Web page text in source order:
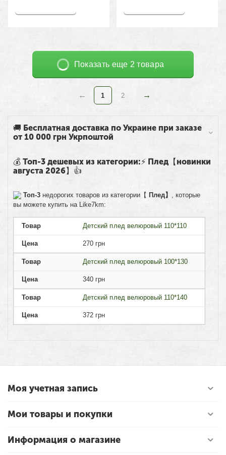
🚚 Бесплатная доставка по Украине при заказе
от 10 000 грн Укрпоштой
💰 Топ-3 дешевых из категории:⚡ Плед【новинки
августа 2026】👍
Топ-3 недорогих товаров из категории【 Плед】 , которые
вы можете купить на Like7km:
Товар Детский плед велюровый 110*110
Цена 270 грн
Товар Детский плед велюровый 100*130
Цена 340 грн
Товар Детский плед велюровый 110*140
Цена 372 грн
Показать еще 2 товара
1 2
Моя учетная запись
Мои товары и покупки
Информация о магазине